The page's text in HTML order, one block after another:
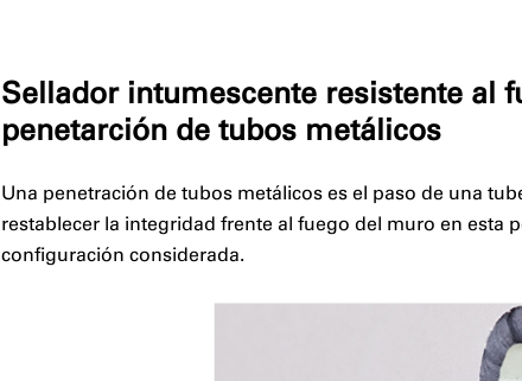
Sellador intumescente resistente al
penetarción de tubos metálicos
Una penetración de tubos metálicos es el paso de una
restablecer la integridad frente al fuego del muro en esta
configuración considerada.